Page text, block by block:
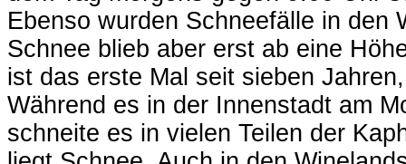
Ebenso wurden Schneefälle in den
Schnee blieb aber erst ab eine
ist das erste Mal seit sieben
Während es in der Innenstadt am
schneite es in vielen Teilen der